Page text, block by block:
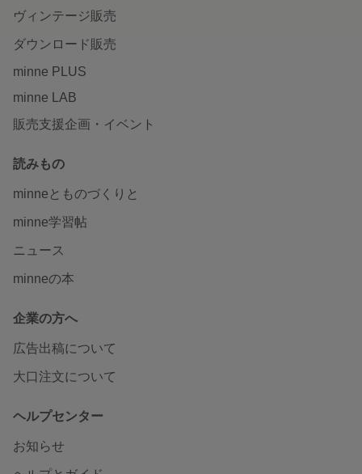
ヴィンテージ販売
ダウンロード販売
minne PLUS
minne LAB
販売支援企画・イベント
読みもの
minneとものづくりと
minne学習帖
ニュース
minneの本
企業の方へ
広告出稿について
大口注文について
ヘルプセンター
お知らせ